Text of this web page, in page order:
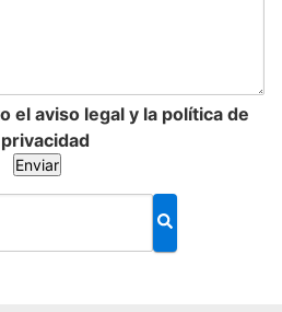
el aviso legal y la política de
privacidad